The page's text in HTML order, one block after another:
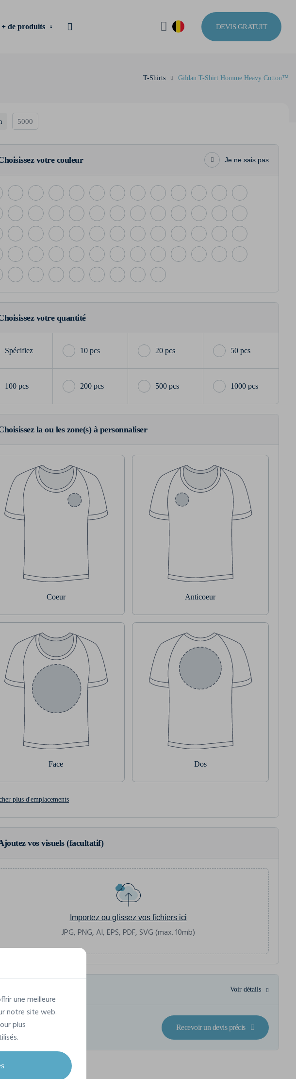
+ de produits DEVIS GRATUIT
T-Shirts Gildan T-Shirt Homme Heavy Cotton™
5000
votre couleur Je ne sais pas
votre quantité
10 pcs 20 pcs 50 pcs
100 pcs 200 pcs 500 pcs 1000 pcs
la ou les zone(s) à personnaliser
Coeur Anticoeur
Face Dos
plus d'emplacements
vos visuels (facultatif)
Importez ou glissez vos fichiers ici
JPG, PNG, AI, EPS, PDF, SVG (max. 10mb)
Voir détails
€ TTC
un total de 41,62 € TTC
Recevoir un devis précis
une meilleure
notre site web.
plus